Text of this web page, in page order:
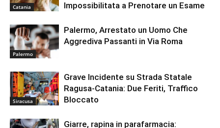
Catania
Impossibilitata a Prenotare un Esame
Palermo
Palermo, Arrestato un Uomo Che
Aggrediva Passanti in Via Roma
Siracusa
Grave Incidente su Strada Statale
Ragusa-Catania: Due Feriti, Traffico
Bloccato
Giarre, rapina in parafarmacia: